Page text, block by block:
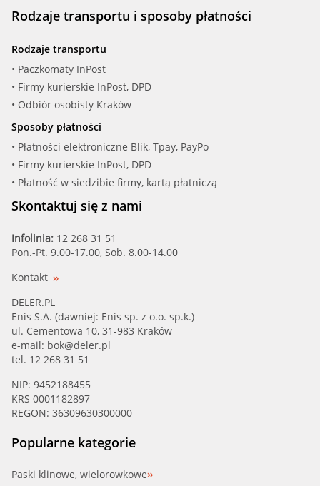
Rodzaje transportu i sposoby płatności
Rodzaje transportu
• Paczkomaty InPost
• Firmy kurierskie InPost, DPD
• Odbiór osobisty Kraków
Sposoby płatności
• Płatności elektroniczne Blik, Tpay, PayPo
• Firmy kurierskie InPost, DPD
• Płatność w siedzibie firmy, kartą płatniczą
Skontaktuj się z nami
Infolinia: 12 268 31 51
Pon.-Pt. 9.00-17.00, Sob. 8.00-14.00
Kontakt
DELER.PL
Enis S.A. (dawniej: Enis sp. z o.o. sp.k.)
ul. Cementowa 10, 31-983 Kraków
e-mail: bok@deler.pl
tel. 12 268 31 51
NIP: 9452188455
KRS 0001182897
REGON: 36309630300000
Popularne kategorie
Paski klinowe, wielorowkowe